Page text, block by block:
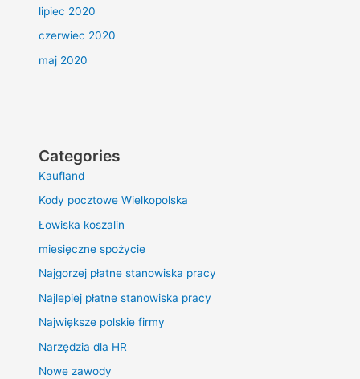
lipiec 2020
czerwiec 2020
maj 2020
Categories
Kaufland
Kody pocztowe Wielkopolska
Łowiska koszalin
miesięczne spożycie
Najgorzej płatne stanowiska pracy
Najlepiej płatne stanowiska pracy
Największe polskie firmy
Narzędzia dla HR
Nowe zawody